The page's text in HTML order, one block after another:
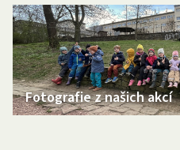
Fotografie z našich akcí